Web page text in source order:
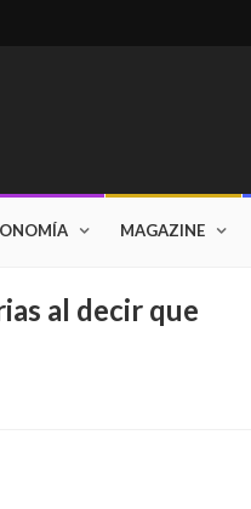
MAGAZINE
al decir que